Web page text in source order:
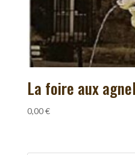
La foire aux
0,00€